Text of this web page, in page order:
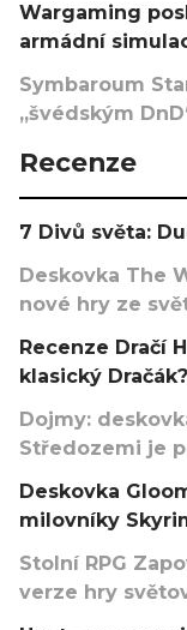
Wargaming
armádní
Symbaroum
„švédským
Recenze
7 Divů světa:
Deskovka The
nové hry ze
Recenze Dračí
klasický Dračák?
Dojmy:
Středozemi je
Deskovka
milovníky
Stolní RPG
verze hry